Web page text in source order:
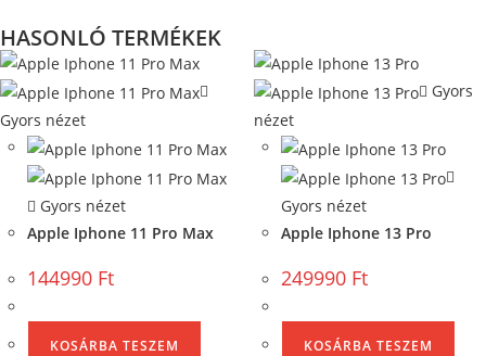
HASONLÓ TERMÉKEK
Gyors nézet
Gyors nézet
Apple Iphone 11 Pro Max
144990 Ft
KOSÁRBA TESZEM
Gyors
nézet
Gyors nézet
Apple Iphone 13 Pro
249990 Ft
KOSÁRBA TESZEM